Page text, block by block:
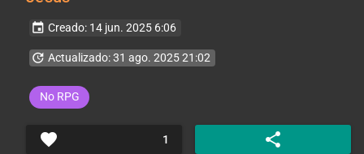
event Creado: 14 jun. 2025 6:06
update Actualizado: 31 ago. 2025 21:02
No RPG
favorite 1 share